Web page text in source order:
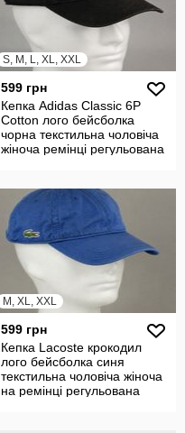
S, M, L, XL, XXL
599 грн
Кепка Adidas Classic 6P
Cotton лого бейсболка
чорна текстильна чоловіча
жіноча ремінці регульована
M, XL, XXL
599 грн
Кепка Lacoste крокодил
лого бейсболка синя
текстильна чоловіча жіноча
на ремінці регульована